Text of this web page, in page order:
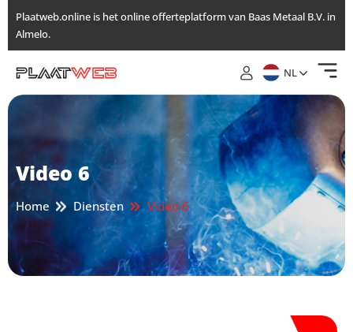
Ga
naar
de
Plaatweb.online is het online offerteplatform van Baas Metaal B.V. in
Almelo.
NL
Video 6
Home Diensten Video 6